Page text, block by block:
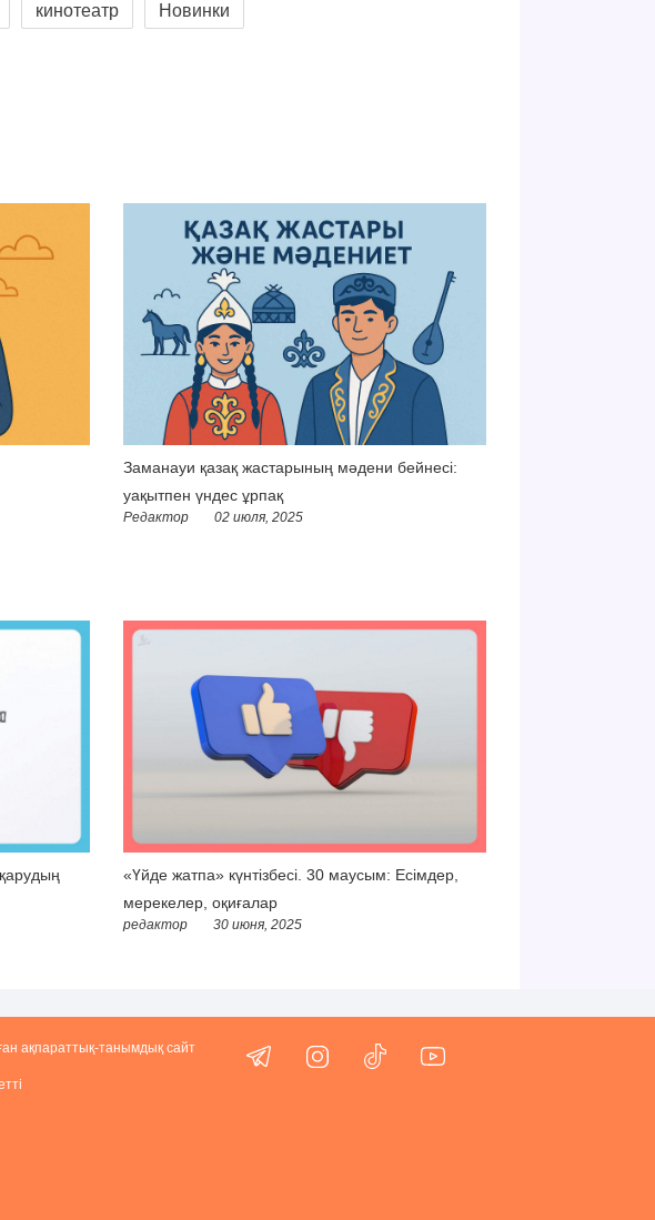
кинотеатр
Новинки
Заманауи қазақ жастарының мәдени бейнесі:
уақытпен үндес ұрпақ
Редактор 02 июля, 2025
«Үйде жатпа» күнтізбесі. 30 маусым: Есімдер,
мерекелер, оқиғалар
редактор 30 июня, 2025
ақпараттық-танымдық сайт